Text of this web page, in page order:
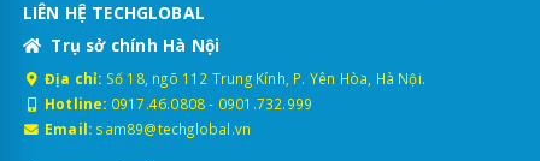
LIÊN HỆ TECHGLOBAL
Trụ sở chính Hà Nội
Địa chỉ: Số 18, ngõ 112 Trung Kính, P. Yên Hòa, Hà Nội.
Hotline: 0917.46.0808- 0901.732.999
Email: sam89@techglobal.vn